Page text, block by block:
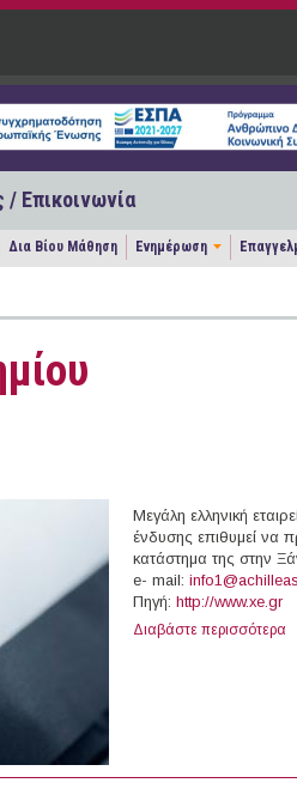
/ Επικοινωνία
Δια Βίου Μάθηση Ενημέρωση
Μεγάλη ελληνική
ένδυσης επιθυμεί να
κατάστημα της στην
e- mail:
Πηγή: http://www.xe.gr
Διαβάστε περισσότερα